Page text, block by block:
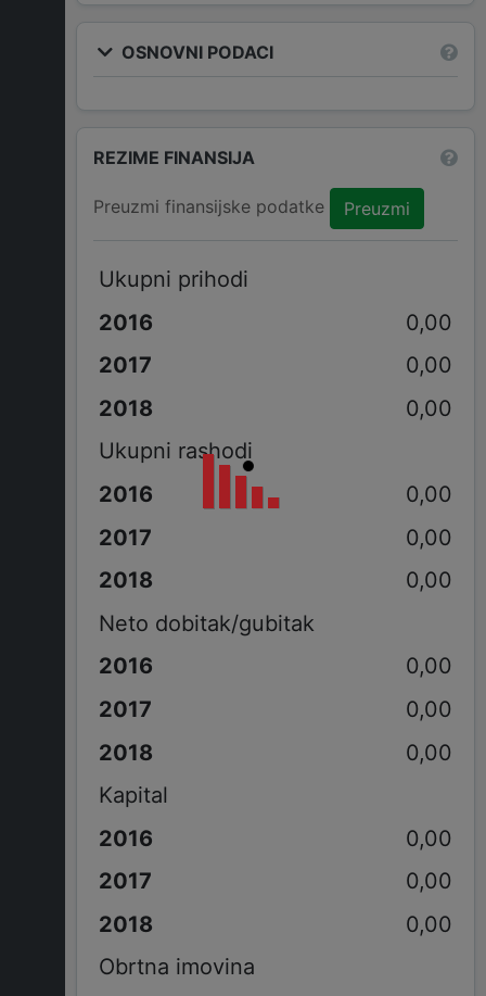
OSNOVNI PODACI
REZIME FINANSIJA
Preuzmi finansijske podatke Preuzmi
Ukupni prihodi
0,00
0,00
0,00
Ukupni rashodi
0,00
0,00
0,00
Neto dobitak/gubitak
0,00
0,00
0,00
Kapital
0,00
0,00
0,00
Obrtna imovina